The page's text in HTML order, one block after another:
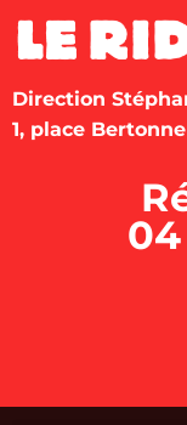
Direction
1, place
04